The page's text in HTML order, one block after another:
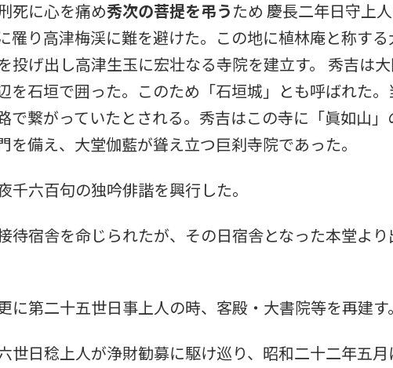
死に心を痛め秀次の菩提を弔う ため 慶長二年日守上
り高津梅渓に難を避けた。この地に植林庵と称する
げ出し高津生玉に宏壮なる寺院を建立す。 秀吉は大
石垣で囲った。このため「石垣城」とも呼ばれた。
で繋がっていたとされる。秀吉はこの寺に「眞如山
備え、大堂伽藍が聳え立つ巨刹寺院であった。
六百句の独吟俳諧を興行した。
待宿舎を命じられたが、その日宿舎となった本堂よ
第二十五世日事上人の時、客殿・大書院等を再建す。
日稔上人が浄財勧募に駆け巡り、昭和二十二年五月